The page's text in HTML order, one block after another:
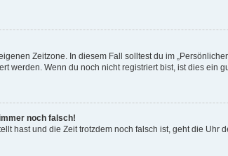
Zeitzone. In diesem Fall solltest du im
werden. Wenn du noch nicht registriert bist, ist dies ein
noch falsch!
hast und die Zeit trotzdem noch falsch ist, geht die